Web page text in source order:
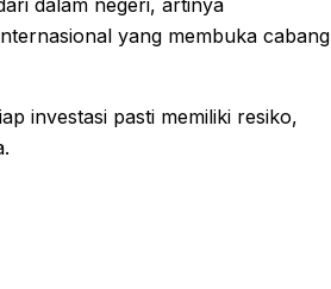
dalam negeri, artinya
yang membuka cabang
investasi pasti memiliki resiko,